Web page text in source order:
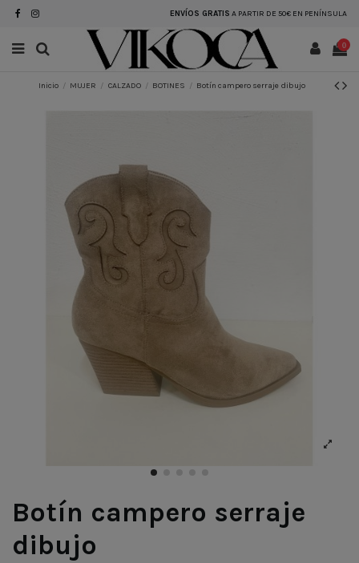
ENVÍOS GRATIS A PARTIR DE 50€ EN PENÍNSULA
0
Inicio MUJER CALZADO BOTINES Botín campero serraje dibujo
Botín campero serraje
dibujo